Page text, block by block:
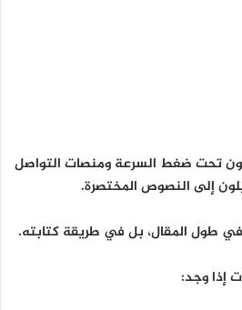
تحت ضغط السرعة ومنصات التواصل
إلى النصوص المختصرة.
طول المقال، بل في طريقة كتابته.
إذا وجد: